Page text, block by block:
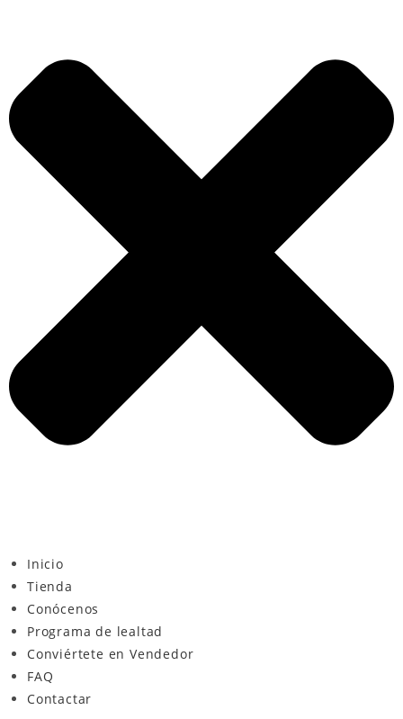
Inicio
Tienda
Conócenos
Programa de lealtad
Conviértete en Vendedor
FAQ
Contactar